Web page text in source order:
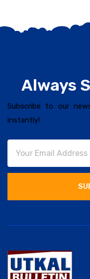
Always
Subscribe to our
instantly!